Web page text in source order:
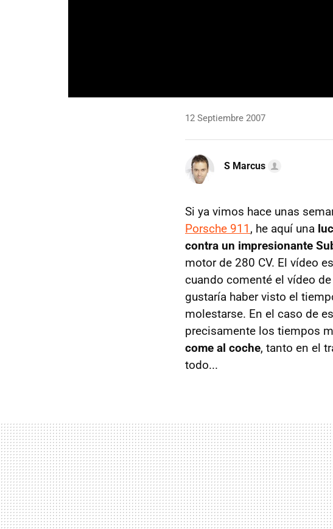
12 Septiembre 2007
S Marcus
Si ya vimos hace unas
Porsche 911 , he aquí una
contra un impresionante
motor de 280 CV. El vídeo
cuando comenté el vídeo
gustaría haber visto el
molestarse. En el caso de
precisamente los tiempos
come al coche, tanto en el
todo...